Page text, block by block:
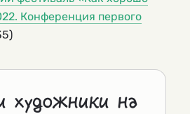
Конференция первого
художники на